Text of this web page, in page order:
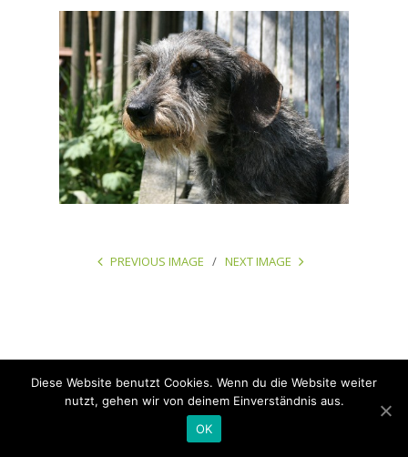
PREVIOUS IMAGE NEXT IMAGE
Copyright © 2026 Design: Julia Hy | design.photo.pr | Texte & Fotos: Marie-
Louise Kretschmer. All rights reserved.
Diese Website benutzt Cookies. Wenn du die Website weiter
nutzt, gehen wir von deinem Einverständnis aus.
OK